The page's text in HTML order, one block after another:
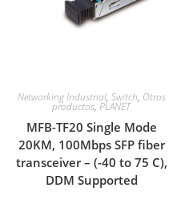
Networking Industrial, Switch, Otros
productos, PLANET
MFB-TF20 Single Mode
20KM, 100Mbps SFP fiber
transceiver – (-40 to 75 C),
DDM Supported